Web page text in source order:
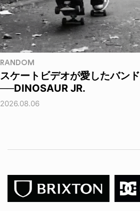
RANDOM
スケートビデオが愛したバンド
──DINOSAUR JR.
2026.08.06